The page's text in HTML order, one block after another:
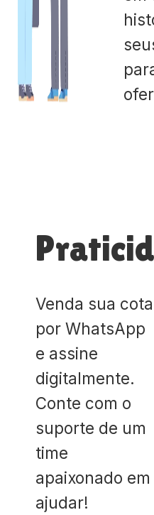
Venda sua cota
por WhatsApp
e assine
digitalmente.
Conte com o
suporte de um
time
apaixonado em
ajudar!